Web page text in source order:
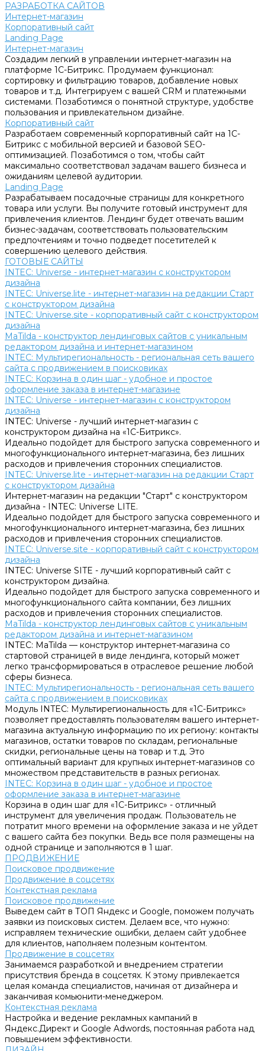
РАЗРАБОТКА САЙТОВ
Интернет-магазин
Корпоративный сайт
Landing Page
Интернет-магазин
Создадим легкий в управлении интернет-магазин на
платформе 1С-Битрикс. Продумаем функционал:
сортировку и фильтрацию товаров, добавление новых
товаров и т.д. Интегрируем с вашей CRM и платежными
системами. Позаботимся о понятной структуре, удобстве
пользования и привлекательном дизайне.
Корпоративный сайт
Разработаем современный корпоративный сайт на 1С-
Битрикс с мобильной версией и базовой SEO-
оптимизацией. Позаботимся о том, чтобы сайт
максимально соответствовал задачам вашего бизнеса и
ожиданиям целевой аудитории.
Landing Page
Разрабатываем посадочные страницы для конкретного
товара или услуги. Вы получите готовый инструмент для
привлечения клиентов. Лендинг будет отвечать вашим
бизнес-задачам, соответствовать пользовательским
предпочтениям и точно подведет посетителей к
совершению целевого действия.
ГОТОВЫЕ САЙТЫ
INTEC: Universe - интернет-магазин с конструктором
дизайна
INTEC: Universe.lite - интернет-магазин на редакции Старт
с конструктором дизайна
INTEC: Universe.site - корпоративный сайт с конструктором
дизайна
MaTilda - конструктор лендинговых сайтов с уникальным
редактором дизайна и интернет-магазином
INTEC: Мультирегиональность - региональная сеть вашего
сайта с продвижением в поисковиках
INTEC: Корзина в один шаг - удобное и простое
оформление заказа в интернет-магазине
INTEC: Universe - интернет-магазин с конструктором
дизайна
INTEC: Universe - лучший интернет-магазин с
конструктором дизайна на «1C-Битрикс».
Идеально подойдет для быстрого запуска современного и
многофункционального интернет-магазина, без лишних
расходов и привлечения сторонних специалистов.
INTEC: Universe.lite - интернет-магазин на редакции Старт
с конструктором дизайна
Интернет-магазин на редакции "Старт" с конструктором
дизайна - INTEC: Universe LITE.
Идеально подойдет для быстрого запуска современного и
многофункционального интернет-магазина, без лишних
расходов и привлечения сторонних специалистов.
INTEC: Universe.site - корпоративный сайт с конструктором
дизайна
INTEC: Universe SITE - лучший корпоративный сайт с
конструктором дизайна.
Идеально подойдет для быстрого запуска современного и
многофункционального сайта компании, без лишних
расходов и привлечения сторонних специалистов.
MaTilda - конструктор лендинговых сайтов с уникальным
редактором дизайна и интернет-магазином
INTEC: MaTilda — конструктор интернет-магазина со
стартовой страницей в виде лендинга, который может
легко трансформироваться в отраслевое решение любой
сферы бизнеса.
INTEC: Мультирегиональность - региональная сеть вашего
сайта с продвижением в поисковиках
Модуль INTEC: Мультирегиональность для «1С-Битрикс»
позволяет предоставлять пользователям вашего интернет-
магазина актуальную информацию по их региону: контакты
магазинов, остатки товаров по складам, региональные
скидки, региональные цены на товар и т.д. Это
оптимальный вариант для крупных интернет-магазинов со
множеством представительств в разных регионах.
INTEC: Корзина в один шаг - удобное и простое
оформление заказа в интернет-магазине
Корзина в один шаг для «1С-Битрикс» - отличный
инструмент для увеличения продаж. Пользователь не
потратит много времени на оформление заказа и не уйдет
с вашего сайта без покупки. Ведь все поля размещены на
одной странице и заполняются в 1 шаг.
ПРОДВИЖЕНИЕ
Поисковое продвижение
Продвижение в соцсетях
Контекстная реклама
Поисковое продвижение
Выведем сайт в ТОП Яндекс и Google, поможем получать
заявки из поисковых систем. Делаем все, что нужно:
исправляем технические ошибки, делаем сайт удобнее
для клиентов, наполняем полезным контентом.
Продвижение в соцсетях
Занимаемся разработкой и внедрением стратегии
присутствия бренда в соцсетях. К этому привлекается
целая команда специалистов, начиная от дизайнера и
заканчивая комьюнити-менеджером.
Контекстная реклама
Настройка и ведение рекламных кампаний в
Яндекс.Директ и Google Adwords, постоянная работа над
повышением эффективности.